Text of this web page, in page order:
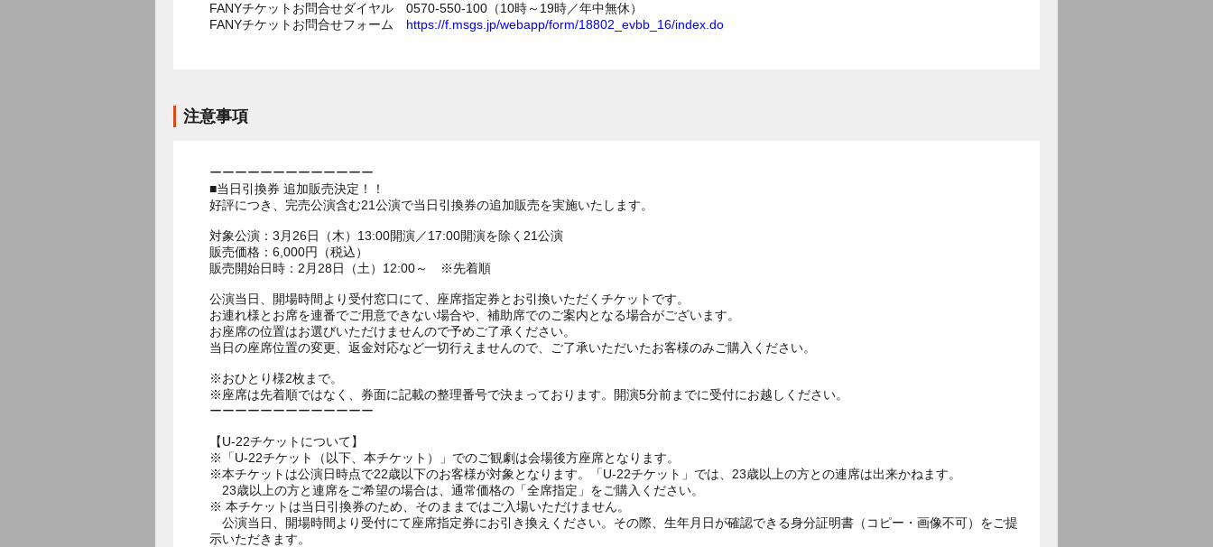
FANYチケットお問合せダイヤル 0570-550-100（10時～19時／年中無休）
FANYチケットお問合せフォーム https://f.msgs.jp/webapp/form/18802_evbb_16/index.do
注意事項
ーーーーーーーーーーーーー
■当日引換券 追加販売決定！！
好評につき、完売公演含む21公演で当日引換券の追加販売を実施いたします。
対象公演：3月26日（木）13:00開演／17:00開演を除く21公演
販売価格：6,000円（税込）
販売開始日時：2月28日（土）12:00～ ※先着順
公演当日、開場時間より受付窓口にて、座席指定券とお引換いただくチケットです。
お連れ様とお席を連番でご用意できない場合や、補助席でのご案内となる場合がございます。
お座席の位置はお選びいただけませんので予めご了承ください。
当日の座席位置の変更、返金対応など一切行えませんので、ご了承いただいたお客様のみご購入ください。
※おひとり様2枚まで。
※座席は先着順ではなく、券面に記載の整理番号で決まっております。開演5分前までに受付にお越しください。
ーーーーーーーーーーーーー
【U-22チケットについて】
※「U-22チケット（以下、本チケット）」でのご観劇は会場後方座席となります。
※本チケットは公演日時点で22歳以下のお客様が対象となります。「U-22チケット」では、23歳以上の方との連席は出来かねます。
23歳以上の方と連席をご希望の場合は、通常価格の「全席指定」をご購入ください。
※ 本チケットは当日引換券のため、そのままではご入場いただけません。
公演当日、開場時間より受付にて座席指定券にお引き換えください。その際、生年月日が確認できる身分証明書（コピー・画像不可）をご提
示いただきます。